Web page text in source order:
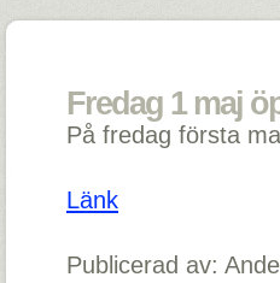
Fredag 1 maj
På fredag första
Länk
Publicerad av: